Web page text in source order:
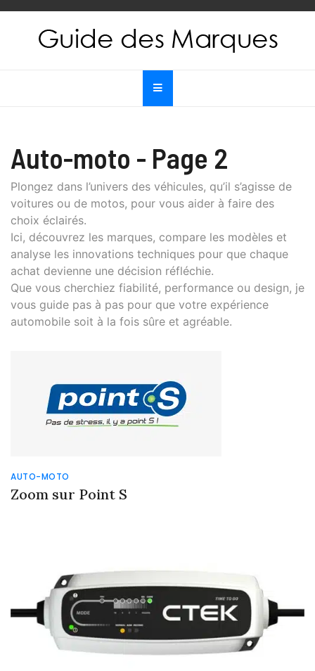
Skip
content
Guide des Marques
Auto-moto - Page 2
Plongez dans l’univers des véhicules, qu’il s’agisse de
voitures ou de motos, pour vous aider à faire des
choix éclairés.
Ici, découvrez les marques, compare les modèles et
analyse les innovations techniques pour que chaque
achat devienne une décision réfléchie.
Que vous cherchiez fiabilité, performance ou design, je
vous guide pas à pas pour que votre expérience
automobile soit à la fois sûre et agréable.
AUTO-MOTO
Zoom sur Point S